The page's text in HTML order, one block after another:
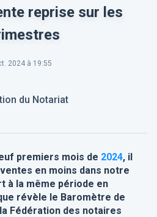
reprise sur les
2024 à 19:55
du Notariat
premiers mois de 2024, il
en moins dans notre
à la même période en
révèle le Baromètre de
Fédération des notaires